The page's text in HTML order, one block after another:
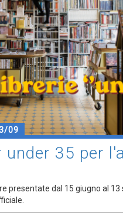
09
under 35 per
presentate dal 15 giugno al